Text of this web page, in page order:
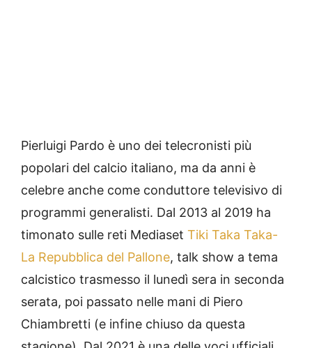
Pierluigi Pardo è uno dei telecronisti più
popolari del calcio italiano, ma da anni è
celebre anche come conduttore televisivo di
programmi generalisti. Dal 2013 al 2019 ha
timonato sulle reti Mediaset Tiki Taka Taka-
La Repubblica del Pallone, talk show a tema
calcistico trasmesso il lunedì sera in seconda
serata, poi passato nelle mani di Piero
Chiambretti (e infine chiuso da questa